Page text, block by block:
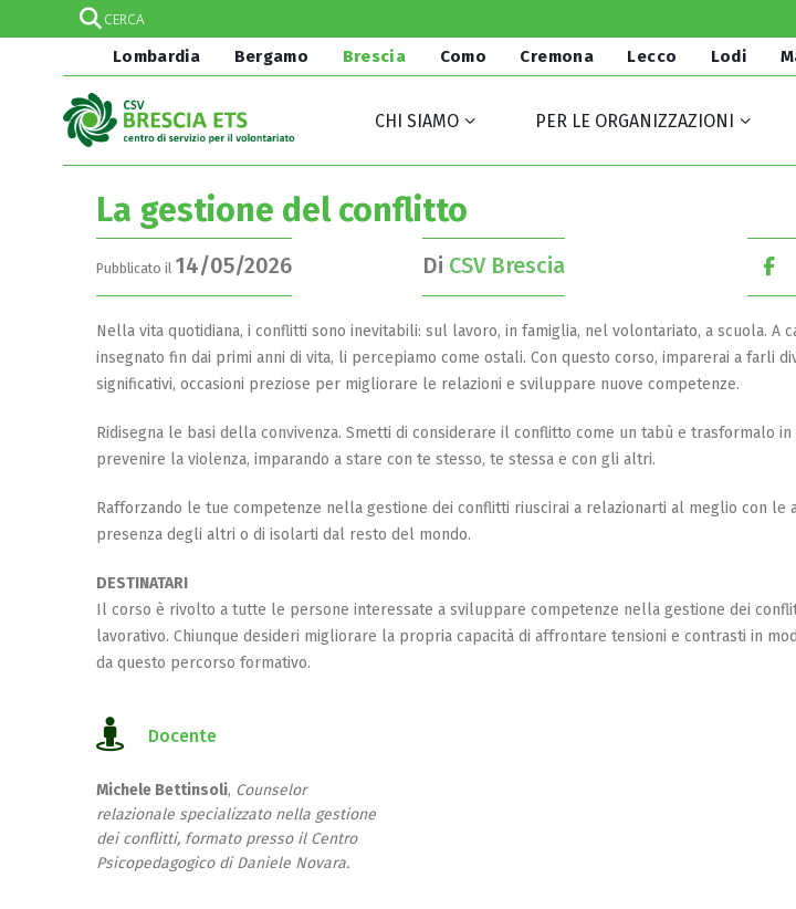
Lombardia Bergamo Brescia Como Cremona Lecco Lodi
CHI SIAMO PER LE ORGANIZZAZIONI
La gestione del conflitto
Pubblicato il 14/05/2026 Di CSV Brescia
Nella vita quotidiana, i conflitti sono inevitabili: sul lavoro, in famiglia, nel volontariato, a scuola. A
insegnato fin dai primi anni di vita, li percepiamo come ostali. Con questo corso, imparerai a farli
significativi, occasioni preziose per migliorare le relazioni e sviluppare nuove competenze.
Ridisegna le basi della convivenza. Smetti di considerare il conflitto come un tabù e trasformalo in
prevenire la violenza, imparando a stare con te stesso, te stessa e con gli altri.
Rafforzando le tue competenze nella gestione dei conflitti riuscirai a relazionarti al meglio con le
presenza degli altri o di isolarti dal resto del mondo.
DESTINATARI
Il corso è rivolto a tutte le persone interessate a sviluppare competenze nella gestione dei
lavorativo. Chiunque desideri migliorare la propria capacità di affrontare tensioni e contrasti in
da questo percorso formativo.
Docente
Michele Bettinsoli, Counselor
relazionale specializzato nella gestione
dei conflitti, formato presso il Centro
Psicopedagogico di Daniele Novara.